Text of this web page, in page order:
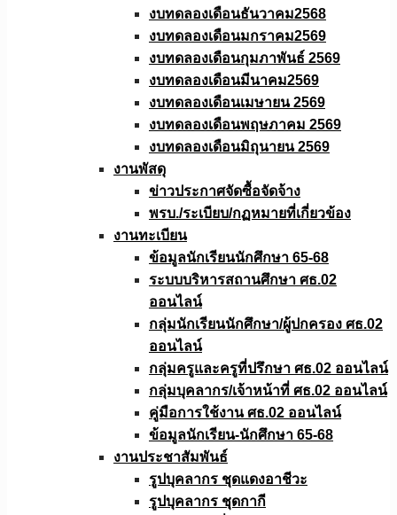
งบทดลองเดือนธันวาคม2568
งบทดลองเดือนมกราคม2569
งบทดลองเดือนกุมภาพันธ์ 2569
งบทดลองเดือนมีนาคม2569
งบทดลองเดือนเมษายน 2569
งบทดลองเดือนพฤษภาคม 2569
งบทดลองเดือนมิถุนายน 2569
งานพัสดุ
ข่าวประกาศจัดซื้อจัดจ้าง
พรบ./ระเบียบ/กฏหมายที่เกี่ยวข้อง
งานทะเบียน
ข้อมูลนักเรียนนักศึกษา 65-68
ระบบบริหารสถานศึกษา ศธ.02
ออนไลน์
กลุ่มนักเรียนนักศึกษา/ผู้ปกครอง ศธ.02
ออนไลน์
กลุ่มครูและครูที่ปรึกษา ศธ.02 ออนไลน์
กลุ่มบุคลากร/เจ้าหน้าที่ ศธ.02 ออนไลน์
คู่มือการใช้งาน ศธ.02 ออนไลน์
ข้อมูลนักเรียน-นักศึกษา 65-68
งานประชาสัมพันธ์
รูปบุคลากร ชุดแดงอาชีวะ
รูปบุคลากร ชุดกากี